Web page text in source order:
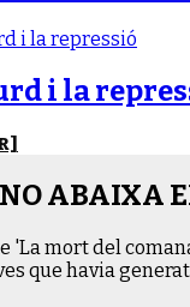
i la
ABAIXA
'La mort del
que havia